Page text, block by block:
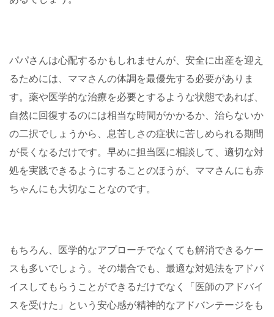
パパさんは心配するかもしれませんが、安全に出産を迎え
るためには、ママさんの体調を最優先する必要がありま
す。薬や医学的な治療を必要とするような状態であれば、
自然に回復するのには相当な時間がかかるか、治らないか
の二択でしょうから、息苦しさの症状に苦しめられる期間
が長くなるだけです。早めに担当医に相談して、適切な対
処を実践できるようにすることのほうが、ママさんにも赤
ちゃんにも大切なことなのです。
もちろん、医学的なアプローチでなくても解消できるケー
スも多いでしょう。その場合でも、最適な対処法をアドバ
イスしてもらうことができるだけでなく「医師のアドバイ
スを受けた」という安心感が精神的なアドバンテージをも